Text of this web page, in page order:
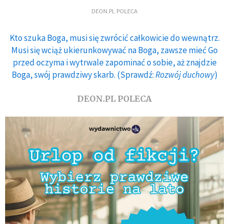
DEON.PL POLECA
Kto szuka Boga, musi się zwrócić całkowicie do wewnątrz.
Musi się wciąż ukierunkowywać na Boga, zawsze mieć Go
przed oczyma i wytrwale zapominać o sobie, aż znajdzie
Boga, swój prawdziwy skarb. (Sprawdź:Rozwój duchowy)
DEON.PL POLECA